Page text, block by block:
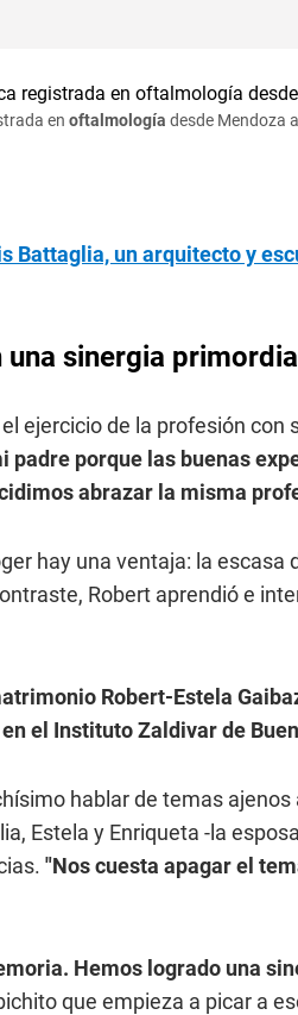
en oftalmología desde Mendoza
Battaglia, un arquitecto y
sinergia primordial
ejercicio de la profesión con
padre porque las buenas
abrazar la misma
hay una ventaja: la
Robert aprendió e
Robert-Estela
el Instituto Zaldivar de
hablar de temas
Estela y Enriqueta -la
"Nos cuesta apagar el
Hemos logrado una
que empieza a picar a